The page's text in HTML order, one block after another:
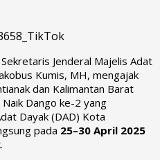
Jenderal Majelis Adat
Kumis, MH, mengajak
dan Kalimantan Barat
Dango ke-2 yang
Dayak (DAD) Kota
pada 25–30 April 2025